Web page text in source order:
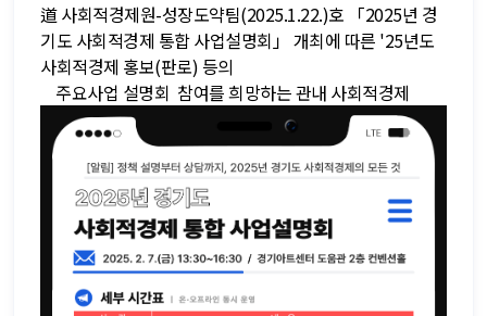
道 사회적경제원-성장도약팀(2025.1.22.)호 「2025년 경
기도 사회적경제 통합 사업설명회」 개최에 따른 '25년도
사회적경제 홍보(판로) 등의
주요사업 설명회 참여를 희망하는 관내 사회적경제